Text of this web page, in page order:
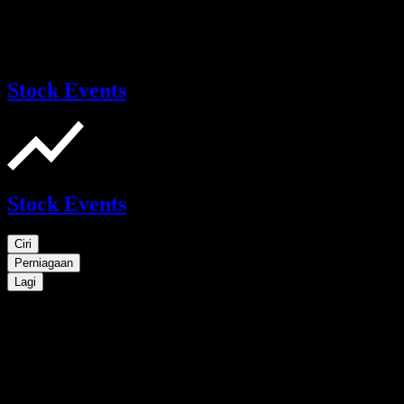
Stock Events
Stock Events
Ciri
Perniagaan
Lagi